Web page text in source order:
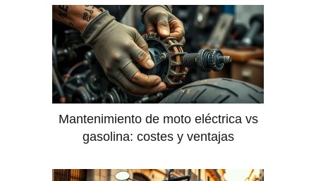
Mantenimiento de moto eléctrica vs
gasolina: costes y ventajas